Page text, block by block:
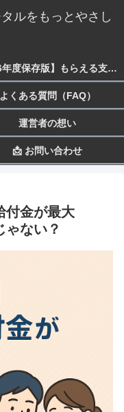
ルをもっとやさし
【2026年度保存版】もらえる支援一覧 生活・子育て・障害・就労まで
よくある質問（FAQ）
運営者の想い
📩 お問い合わせ
付金が最大
ゃない？